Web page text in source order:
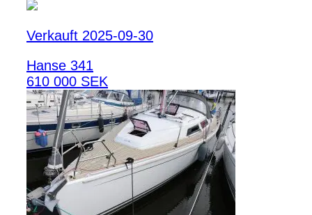
Verkauft 2025-09-30
Hanse 341
610 000 SEK